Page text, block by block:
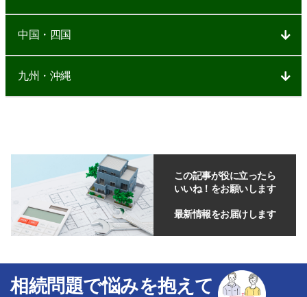
中国・四国
九州・沖縄
この記事が役に立ったら
いいね！をお願いします
最新情報をお届けします
相続問題で悩みを抱えて